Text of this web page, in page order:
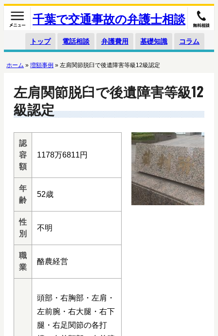
千葉で交通事故の弁護士相談
トップ 電話相談 弁護費用 基礎知識 コラム
ホーム » 増額事例 » 左肩関節脱臼で後遺障害等級12級認定
左肩関節脱臼で後遺障害等級12
級認定
認
容
額
1178万6811円
年
齢
52歳
性
別
不明
職
業
酪農経営
頭部・右胸部・左肩・
左前腕・右大腿・右下
腿・右足関節の各打